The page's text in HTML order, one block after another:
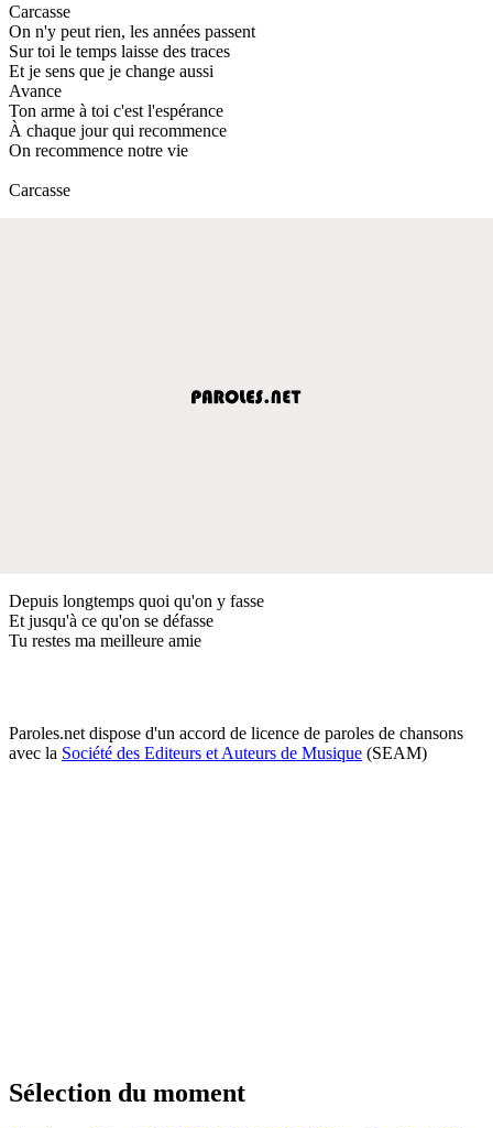
Carcasse
On n'y peut rien, les années passent
Sur toi le temps laisse des traces
Et je sens que je change aussi
Avance
Ton arme à toi c'est l'espérance
À chaque jour qui recommence
On recommence notre vie
Carcasse
Depuis longtemps quoi qu'on y fasse
Et jusqu'à ce qu'on se défasse
Tu restes ma meilleure amie
Paroles.net dispose d'un accord de licence de paroles de chansons
avec la Société des Editeurs et Auteurs de Musique (SEAM)
Sélection du moment